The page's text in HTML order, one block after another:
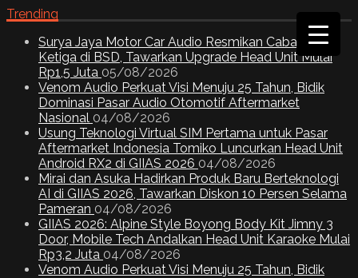
Trending
Surya Jaya Motor Car Audio Resmikan Cabang
Ketiga di BSD, Tawarkan Upgrade Head Unit Mulai
Rp1,5 Juta 05/08/2026
Venom Audio Perkuat Visi Menuju 25 Tahun, Bidik
Dominasi Pasar Audio Otomotif Aftermarket
Nasional 04/08/2026
Usung Teknologi Virtual SIM Pertama untuk Pasar
Aftermarket Indonesia Tomiko Luncurkan Head Unit
Android RX2 di GIIAS 2026 04/08/2026
Mirai dan Asuka Hadirkan Produk Baru Berteknologi
AI di GIIAS 2026, Tawarkan Diskon 10 Persen Selama
Pameran 04/08/2026
GIIAS 2026: Alpine Style Boyong Body Kit Jimny 3
Door, Mobile Tech Andalkan Head Unit Karaoke Mulai
Rp3,2 Juta 04/08/2026
Venom Audio Perkuat Visi Menuju 25 Tahun, Bidik